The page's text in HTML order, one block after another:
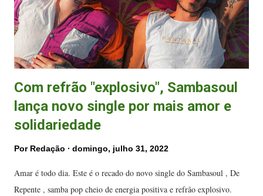
Patrícia Miranda, ao comemorar as conquistas. Ely Diniz, presid...
Com refrão "explosivo", Sambasoul
lança novo single por mais amor e
solidariedade
Por Redação domingo, julho 31, 2022
Amar é todo dia. Este é o recado do novo single do Sambasoul , De
Repente , samba pop cheio de energia positiva e refrão explosivo.